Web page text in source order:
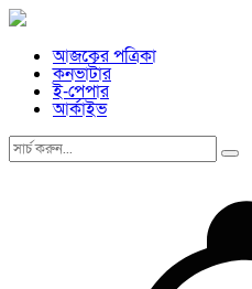
আজকের পত্রিকা
কনভার্টার
ই-পেপার
আর্কাইভ